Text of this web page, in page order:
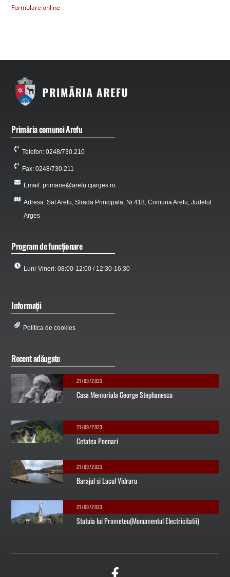
Formulare online
Primăria comunei Arefu
Telefon: 0248/730.210
Fax: 0248/730.211
Email: primarie@arefu.cjarges.ro
Adresa: Sat Arefu, Strada Principala, Nr.418, Comuna Arefu, Judetul
Arges
Program de funcționare
Luni-Vineri: 08:00-12:00 / 12:30-16:30
Informații
Politica de cookies
Recent adăugate
21/09/2023
Casa Memoriala George Stephanescu
21/09/2023
Cetatea Poenari
21/09/2023
Barajul si Lacul Vidraru
21/09/2023
Statuia lui Prometeu(Monumentul Electricitatii)